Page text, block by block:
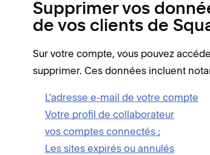
Supprimer vos
de vos clients de
Sur votre compte, vous pouvez
supprimer. Ces données incluent
L'adresse e-mail de votre compte
Votre profil de collaborateur
vos comptes connectés ;
Les sites expirés ou annulés